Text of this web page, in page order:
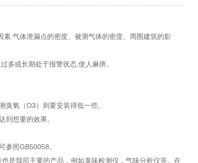
:气体泄漏点的密度、被测气体的密度、周围建筑的影
多或长期处于报警状态,使人麻痹。
氧（O3）则要安装得低一些。
到想要的效果。
参照GB50058。
是我司主要的产品，例如臭味检测仪，气味分析仪等。在